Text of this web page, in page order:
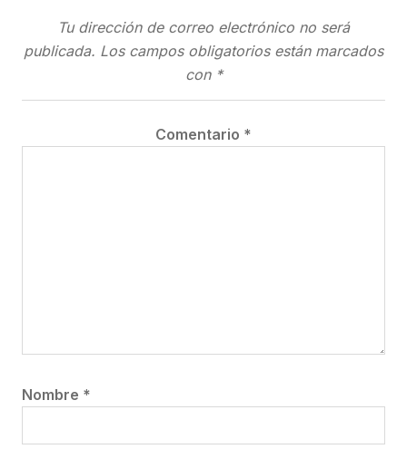
Tu dirección de correo electrónico no será
publicada. Los campos obligatorios están marcados
con *
Comentario *
Nombre *